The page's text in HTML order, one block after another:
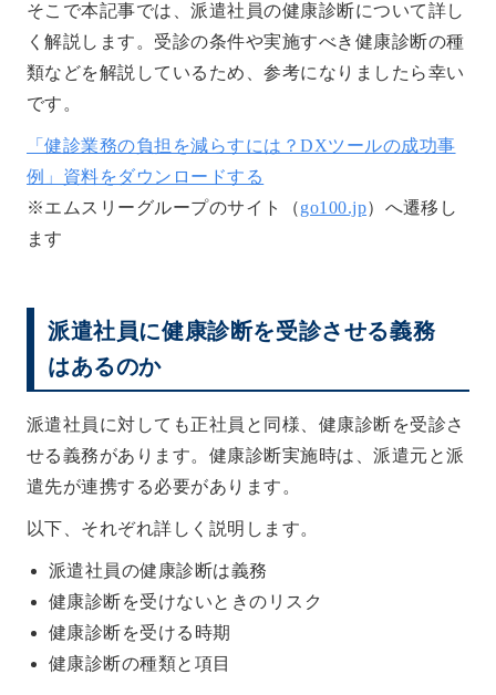
そこで本記事では、派遣社員の健康診断について詳し
く解説します。受診の条件や実施すべき健康診断の種
類などを解説しているため、参考になりましたら幸い
です。
「健診業務の負担を減らすには？DXツールの成功事
例」資料をダウンロードする
※エムスリーグループのサイト（go100.jp）へ遷移し
ます
派遣社員に健康診断を受診させる義務
はあるのか
派遣社員に対しても正社員と同様、健康診断を受診さ
せる義務があります。健康診断実施時は、派遣元と派
遣先が連携する必要があります。
以下、それぞれ詳しく説明します。
派遣社員の健康診断は義務
健康診断を受けないときのリスク
健康診断を受ける時期
健康診断の種類と項目